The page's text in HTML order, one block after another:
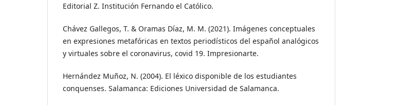
Editorial Z. Institución Fernando el Católico.
Chávez Gallegos, T. & Oramas Díaz, M. M. (2021). Imágenes conceptuales
en expresiones metafóricas en textos periodísticos del español analógicos
y virtuales sobre el coronavirus, covid 19. Impresionarte.
Hernández Muñoz, N. (2004). El léxico disponible de los estudiantes
conquenses. Salamanca: Ediciones Universidad de Salamanca.